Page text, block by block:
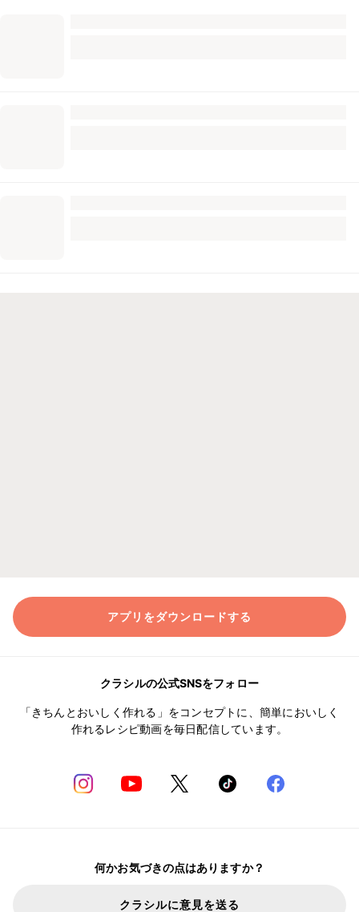
アプリをダウンロードする
クラシルの公式SNSをフォロー
「きちんとおいしく作れる」をコンセプトに、簡単においしく
作れるレシピ動画を毎日配信しています。
何かお気づきの点はありますか？
クラシルに意見を送る